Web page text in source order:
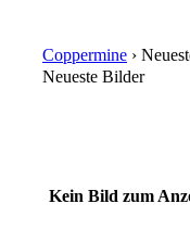
Coppermine ›
Neueste Bilder
Kein Bild zum